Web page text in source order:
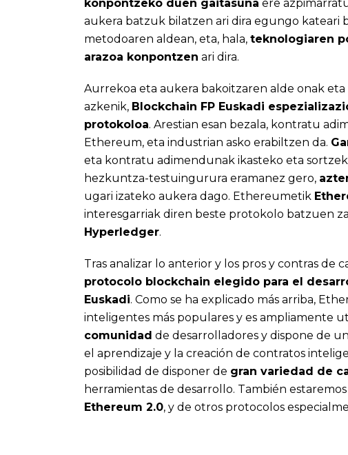
konpontzeko duen gaitasuna ere
aukera batzuk bilatzen ari dira egungo kateari
metodoaren aldean, eta, hala, teknologiaren
arazoa konpontzen ari dira.
Aurrekoa eta aukera bakoitzaren alde onak
azkenik, Blockchain FP Euskadi
protokoloa. Arestian esan bezala, kontratu
Ethereum, eta industrian asko erabiltzen da.
eta kontratu adimendunak ikasteko eta
hezkuntza-testuingurura eramanez gero,
ugari izateko aukera dago. Ethereumetik
interesgarriak diren beste protokolo batzuen
Hyperledger.
Tras analizar lo anterior y los pros y contras de
protocolo blockchain elegido para el
Euskadi. Como se ha explicado más arriba,
inteligentes más populares y es ampliamente
comunidad de desarrolladores y dispone de
el aprendizaje y la creación de contratos
posibilidad de disponer de gran variedad de
herramientas de desarrollo. También
Ethereum 2.0, y de otros protocolos